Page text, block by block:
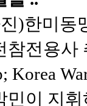
사 추모를 위한 평화와